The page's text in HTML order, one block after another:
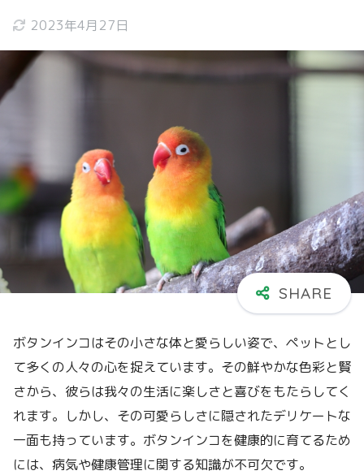
2023年4月27日
ボタンインコはその小さな体と愛らしい姿で、ペットとし
て多くの人々の心を捉えています。その鮮やかな色彩と賢
さから、彼らは我々の生活に楽しさと喜びをもたらしてく
れます。しかし、その可愛らしさに隠されたデリケートな
一面も持っています。ボタンインコを健康的に育てるため
には、病気や健康管理に関する知識が不可欠です。